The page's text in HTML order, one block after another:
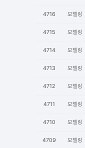
4716 모델링
4715 모델링
4714 모델링
4713 모델링
4712 모델링
4711 모델링
4710 모델링
4709 모델링